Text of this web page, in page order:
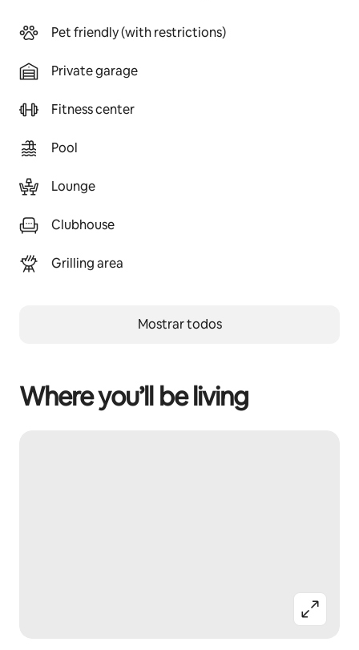
Pet friendly (with restrictions)
Private garage
Fitness center
Pool
Lounge
Clubhouse
Grilling area
Mostrar todos
Where you’ll be living